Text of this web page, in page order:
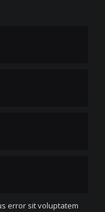
error sit voluptatem